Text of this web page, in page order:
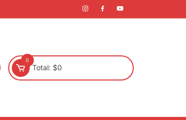
0
Total: $0